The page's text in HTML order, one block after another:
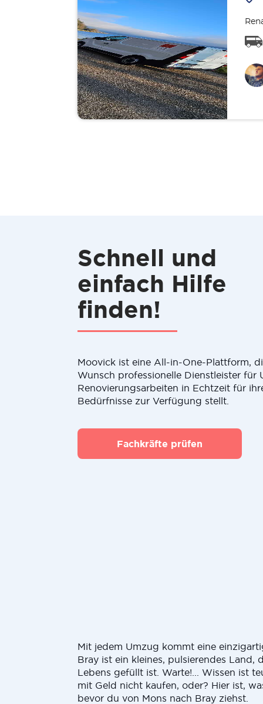
Schnell und
einfach Hilfe
finden!
Moovick ist eine All-in-One-Plattform,
Wunsch professionelle Dienstleister für
Renovierungsarbeiten in Echtzeit für
Bedürfnisse zur Verfügung stellt.
Fachkräfte prüfen
Mit jedem Umzug kommt eine
Bray ist ein kleines, pulsierendes Land,
Lebens gefüllt ist. Warte!... Wissen ist
mit Geld nicht kaufen, oder? Hier ist,
bevor du von Mons nach Bray ziehst.